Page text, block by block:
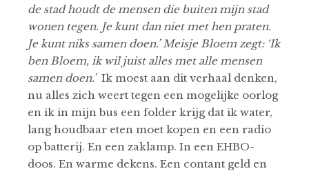
de stad houdt de mensen die buiten mijn stad
wonen tegen. Je kunt dan niet met hen praten.
Je kunt niks samen doen.’ Meisje Bloem zegt: ‘Ik
ben Bloem, ik wil juist alles met alle mensen
samen doen.’Ik moest aan dit verhaal denken,
nu alles zich weert tegen een mogelijke oorlog
en ik in mijn bus een folder krijg dat ik water,
lang houdbaar eten moet kopen en een radio
op batterij. En een zaklamp. In een EHBO-
doos. En warme dekens. Een contant geld en